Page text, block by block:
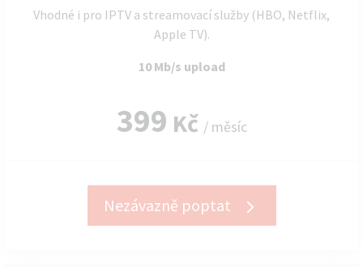
Vhodné i pro IPTV a streamovací služby (HBO, Netflix,
Apple TV).
10 Mb/s upload
399 Kč / měsíc
Nezávazně poptat